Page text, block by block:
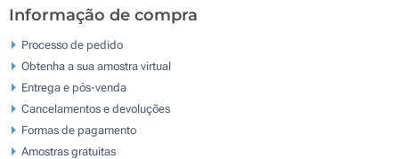
Informação de compra
Processo de pedido
Obtenha a sua amostra virtual
Entrega e pós-venda
Cancelamentos e devoluções
Formas de pagamento
Amostras gratuitas